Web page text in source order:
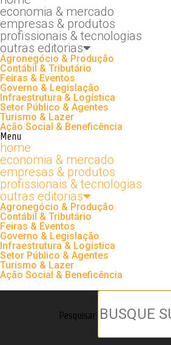
economia & mercado
empresas & produtos
profissionais & tecnologias
outras editorias
Agronegócio & Produção
Contábil & Tributário
Feiras & Eventos
Governo & Legislação
Infraestrutura & Logística
Setor Público & Agentes
Turismo & Lazer
Ação Social & Beneficência
Menu
home
economia & mercado
empresas & produtos
profissionais & tecnologias
outras editorias
Agronegócio & Produção
Contábil & Tributário
Feiras & Eventos
Governo & Legislação
Infraestrutura & Logística
Setor Público & Agentes
Turismo & Lazer
Ação Social & Beneficência
Pesquisar